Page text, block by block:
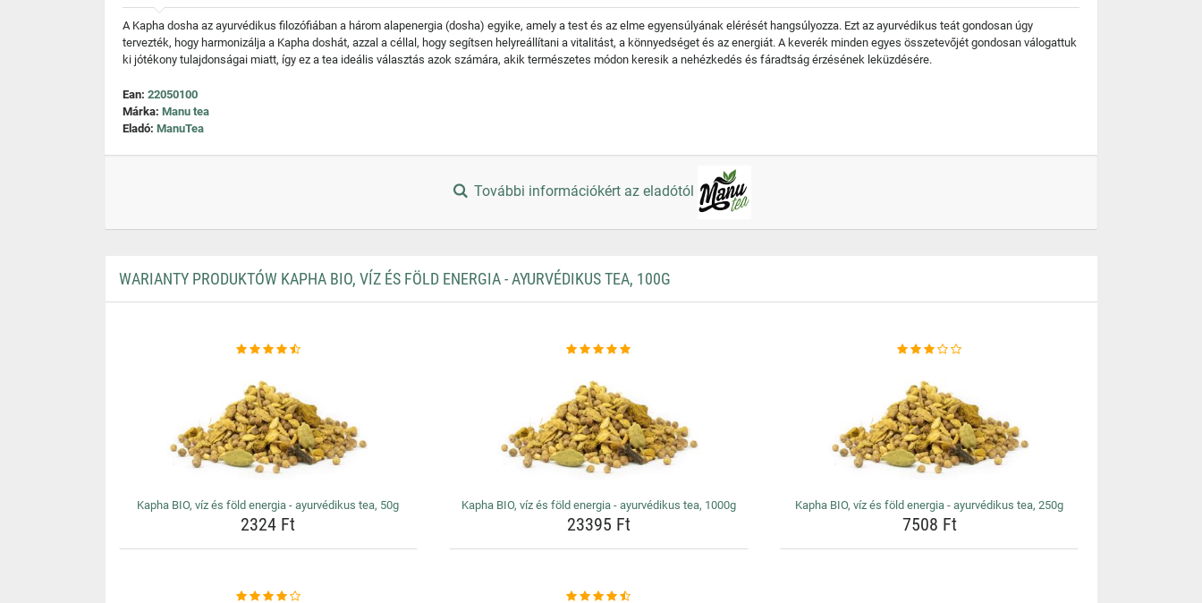
A Kapha dosha az ayurvédikus filozófiában a három alapenergia (dosha) egyike, amely a test és az elme egyensúlyának elérését hangsúlyozza. Ezt az ayurvédikus teát gondosan úgy
tervezték, hogy harmonizálja a Kapha doshát, azzal a céllal, hogy segítsen helyreállítani a vitalitást, a könnyedséget és az energiát. A keverék minden egyes összetevőjét gondosan válogattuk
ki jótékony tulajdonságai miatt, így ez a tea ideális választás azok számára, akik természetes módon keresik a nehézkedés és fáradtság érzésének leküzdésére.
Ean: 22050100
Márka: Manu tea
Eladó: ManuTea
További információkért az eladótól
WARIANTY PRODUKTÓW KAPHA BIO, VÍZ ÉS FÖLD ENERGIA - AYURVÉDIKUS TEA, 100G
Kapha BIO, víz és föld energia - ayurvédikus tea, 50g
2324 Ft
Kapha BIO, víz és föld energia - ayurvédikus tea, 1000g
23395 Ft
Kapha BIO, víz és föld energia - ayurvédikus tea, 250g
7508 Ft